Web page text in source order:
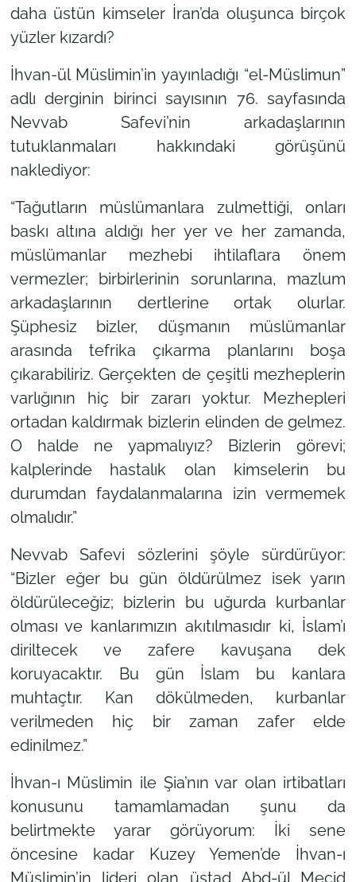
daha üstün kimseler İran’da oluşunca birçok
yüzler kızardı?
İhvan-ül Müslimin’in yayınladığı “el-Müslimun”
adlı derginin birinci sayısının 76. sayfasında
Nevvab Safevi’nin arkadaşlarının
tutuklanmaları hakkındaki görüşünü
naklediyor:
“Tağutların müslümanlara zulmettiği, onları
baskı altına aldığı her yer ve her zamanda,
müslümanlar mezhebi ihtilaflara önem
vermezler; birbirlerinin sorunlarına, mazlum
arkadaşlarının dertlerine ortak olurlar.
Şüphesiz bizler, düşmanın müslümanlar
arasında tefrika çıkarma planlarını boşa
çıkarabiliriz. Gerçekten de çeşitli mezheplerin
varlığının hiç bir zararı yoktur. Mezhepleri
ortadan kaldırmak bizlerin elinden de gelmez.
O halde ne yapmalıyız? Bizlerin görevi;
kalplerinde hastalık olan kimselerin bu
durumdan faydalanmalarına izin vermemek
olmalıdır.”
Nevvab Safevi sözlerini şöyle sürdürüyor:
“Bizler eğer bu gün öldürülmez isek yarın
öldürüleceğiz; bizlerin bu uğurda kurbanlar
olması ve kanlarımızın akıtılmasıdır ki, İslam’ı
diriltecek ve zafere kavuşana dek
koruyacaktır. Bu gün İslam bu kanlara
muhtaçtır. Kan dökülmeden, kurbanlar
verilmeden hiç bir zaman zafer elde
edinilmez.”
İhvan-ı Müslimin ile Şia’nın var olan irtibatları
konusunu tamamlamadan şunu da
belirtmekte yarar görüyorum: İki sene
öncesine kadar Kuzey Yemen’de İhvan-ı
Müslimin’in lideri olan üstad Abd-ül Mecid